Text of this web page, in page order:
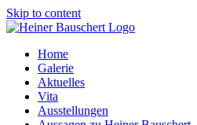
Skip to content
Home
Galerie
Aktuelles
Vita
Ausstellungen